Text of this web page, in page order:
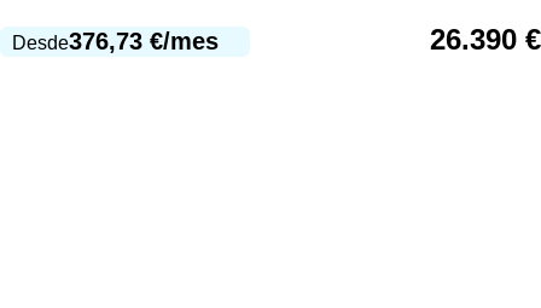
Desde376,73 €/mes 26.390 €